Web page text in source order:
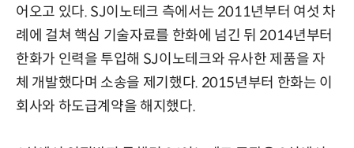
어오고 있다. SJ이노테크 측에서는 2011년부터 여섯 차
례에 걸쳐 핵심 기술자료를 한화에 넘긴 뒤 2014년부터
한화가 인력을 투입해 SJ이노테크와 유사한 제품을 자
체 개발했다며 소송을 제기했다. 2015년부터 한화는 이
회사와 하도급계약을 해지했다.